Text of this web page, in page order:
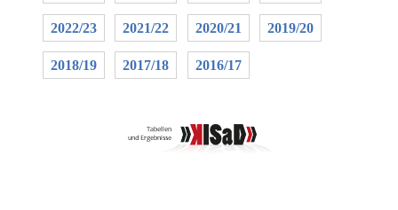
2022/23 2021/22 2020/21 2019/20
2018/19 2017/18 2016/17